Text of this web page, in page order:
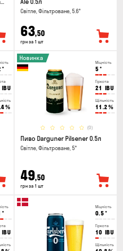
Світле, Фільтроване, 5.6°
63,50
грн за 1 шт
°
IBU
%
Міцність
5 °
Гіркота
21 IBU
Щільність
11.2 %
(0)
Новинка
Пиво Darguner Pilsener 0.5л
Світле, Фільтроване, 5°
49,50
грн за 1 шт
°
IBU
Міцність
0.5 °
Гіркота
10 IBU
Щільність